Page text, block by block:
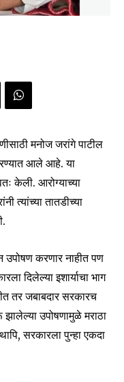
मनोज जरांगे पाटील
आले आहे. या
केली. आरोग्याच्या
त्यांच्या तातडीच्या
करणार नाहीत पण
दिलेल्या इशार्याचा भाग
तर जबाबदार सरकारच
उपोषणामुळे मराठा
सरकारला पुन्हा एकदा